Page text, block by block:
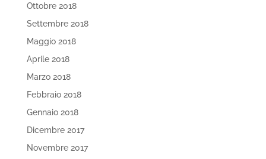
Ottobre 2018
Settembre 2018
Maggio 2018
Aprile 2018
Marzo 2018
Febbraio 2018
Gennaio 2018
Dicembre 2017
Novembre 2017